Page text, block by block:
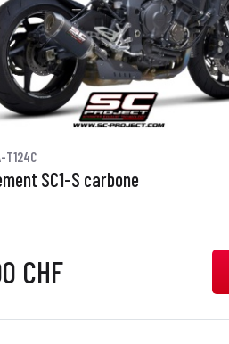
T124C
SC1-S carbone
CHF